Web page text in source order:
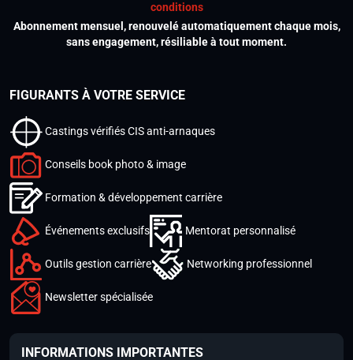
conditions
Abonnement mensuel, renouvelé automatiquement chaque mois,
sans engagement, résiliable à tout moment.
FIGURANTS À VOTRE SERVICE
Castings vérifiés CIS anti-arnaques
Conseils book photo & image
Formation & développement carrière
Événements exclusifs Mentorat personnalisé
Outils gestion carrière Networking professionnel
Newsletter spécialisée
INFORMATIONS IMPORTANTES